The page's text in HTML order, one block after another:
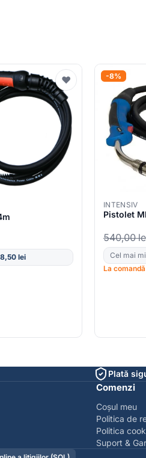
♥
lei
-8%
INTENSIV
Pistolet
540,00
Cel mai
La comandă
Plată
Comenzi
Coșul meu
Politica de
Politica
Suport &